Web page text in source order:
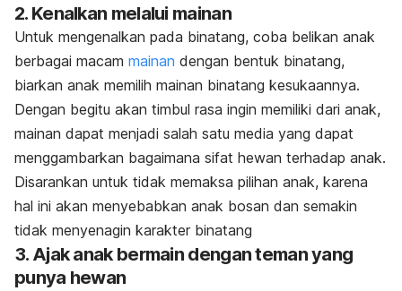
2. Kenalkan melalui mainan
Untuk mengenalkan pada binatang, coba belikan anak
berbagai macam mainan dengan bentuk binatang,
biarkan anak memilih mainan binatang kesukaannya.
Dengan begitu akan timbul rasa ingin memiliki dari anak,
mainan dapat menjadi salah satu media yang dapat
menggambarkan bagaimana sifat hewan terhadap anak.
Disarankan untuk tidak memaksa pilihan anak, karena
hal ini akan menyebabkan anak bosan dan semakin
tidak menyenagin karakter binatang
3. Ajak anak bermain dengan teman yang
punya hewan